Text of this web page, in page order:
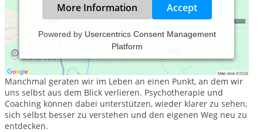
More Information Accept
Powered by Usercentrics Consent Management
Platform
Klarer sehen. Sich selbst besser verstehen. Den eigenen Weg
neu entdecken.
Manchmal geraten wir im Leben an einen Punkt, an dem wir
uns selbst aus dem Blick verlieren. Psychotherapie und
Coaching können dabei unterstützen, wieder klarer zu sehen,
sich selbst besser zu verstehen und den eigenen Weg neu zu
entdecken.